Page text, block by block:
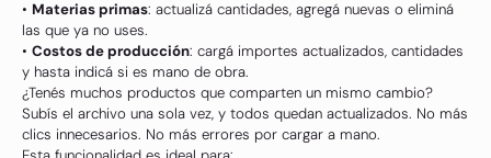
• Materias primas: actualizá cantidades, agregá nuevas o eliminá
las que ya no uses.
• Costos de producción: cargá importes actualizados, cantidades
y hasta indicá si es mano de obra.
¿Tenés muchos productos que comparten un mismo cambio?
Subís el archivo una sola vez, y todos quedan actualizados. No más
clics innecesarios. No más errores por cargar a mano.